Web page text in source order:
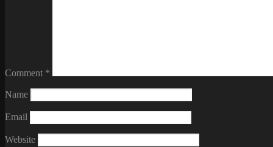
Comment *
Name
Email
Website